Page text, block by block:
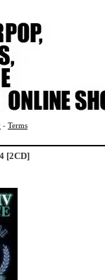
- Terms
[2CD]